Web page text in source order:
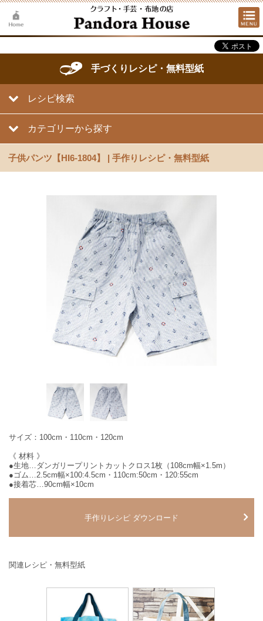
手づくりレシピ・無料型紙
レシピ検索
カテゴリーから探す
子供パンツ【HI6-1804】 | 手作りレシピ・無料型紙
サイズ：100cm・110cm・120cm
《 材料 》
●生地…ダンガリープリントカットクロス1枚（108cm幅×1.5m）
●ゴム…2.5cm幅×100:4.5cm・110cm:50cm・120:55cm
●接着芯…90cm幅×10cm
手作りレシピ ダウンロード
関連レシピ・無料型紙